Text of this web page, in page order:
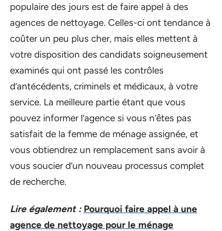
populaire des jours est de faire appel à des
agences de nettoyage. Celles-ci ont tendance à
coûter un peu plus cher, mais elles mettent à
votre disposition des candidats soigneusement
examinés qui ont passé les contrôles
d’antécédents, criminels et médicaux, à votre
service. La meilleure partie étant que vous
pouvez informer l’agence si vous n’êtes pas
satisfait de la femme de ménage assignée, et
vous obtiendrez un remplacement sans avoir à
vous soucier d’un nouveau processus complet
de recherche.
Lire également : Pourquoi faire appel à une
agence de nettoyage pour le ménage